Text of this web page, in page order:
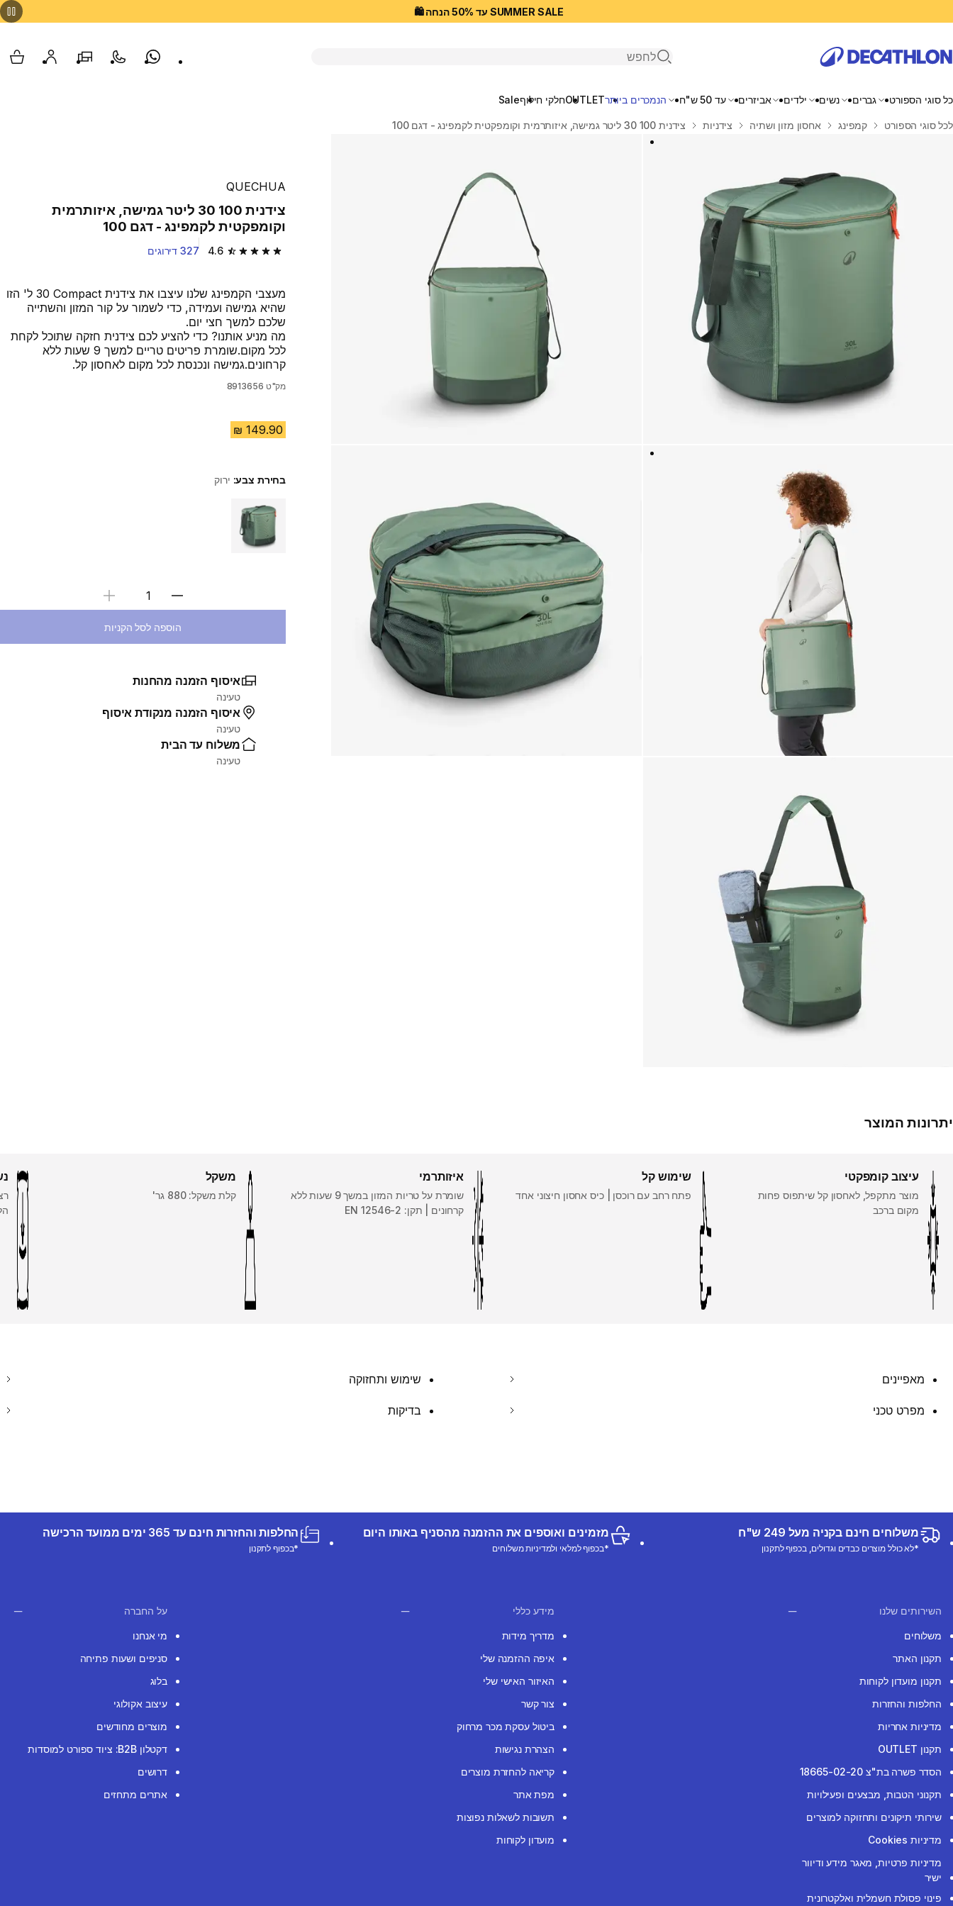
SUMMER SALE עד 50% הנחה 🛍️
פתיחת חיפוש
Whatsappצור קשרהסניפים שלנוהחשבון שלי
כל סוגי הספורט גברים נשים ילדים אביזרים עד 50 ש"ח הנמכרים ביותרOUTLETחלקי חילוףSale
בית
לכל סוגי הספורט קמפינג אחסון מזון ושתיה צידניות צידנית 100 30 ליטר גמישה, איזותרמית וקומפקטית לקמפינג - דגם 100
QUECHUA
צידנית 100 30 ליטר גמישה, איזותרמית
וקומפקטית לקמפינג - דגם 100
4.6 4.6 out of 5 stars from 327 reviews 327 דירוגים
מעצבי הקמפינג שלנו עיצבו את צידנית Compact‏ 30 ל' הזו
שהיא גמישה ועמידה, כדי לשמור על קור המזון והשתייה
שלכם למשך חצי יום.
מה מניע אותנו? כדי להציע לכם צידנית חזקה שתוכל לקחת
לכל מקום.שומרת פריטים טריים למשך 9 שעות ללא
קרחונים.גמישה ונכנסת לכל מקום לאחסון קל.
מק"ט 8913656
בחירת צבע: ירוק
Choose a variant
בחירת כמות
הוספה לסל הקניות
איסוף הזמנה מהחנות
טעינה
איסוף הזמנה מנקודת איסוף
טעינה
משלוח עד הבית
טעינה
יתרונות המוצר
עיצוב קומפקטי
מוצר מתקפל, לאחסון קל שיתפוס פחות
מקום ברכב
שימוש קל
פתח רחב עם רוכסן | כיס אחסון חיצוני אחד
איזותרמי
שומרת על טריות המזון במשך 9 שעות ללא
קרחונים | תקן: EN 12546-2
משקל
קלת משקל: 880 גר'
מאפיינים שימוש ותחזוקה
מפרט טכני בדיקות
משלוחים חינם בקניה מעל 249 ש"ח
*לא כולל מוצרים כבדים וגדולים, בכפוף לתקנון
מזמינים ואוספים את ההזמנה מהסניף באותו היום
*בכפוף למלאי ולמדיניות משלוחים
החלפות והחזרות חינם עד 365 ימים ממועד הרכישה
*בכפוף לתקנון
השירותים שלנו
משלוחים
תקנון האתר
תקנון מועדון לקוחות
החלפות והחזרות
מדיניות אחריות
תקנון OUTLET
הסדר פשרה בת"צ 18665-02-20
תקנוני הטבות, מבצעים ופעילויות
שירותי תיקונים ותחזוקה למוצרים
מדיניות Cookies
מדיניות פרטיות, מאגר מידע ודיוור
ישיר
פינוי פסולת חשמלית ואלקטרונית
מידע כללי
מדריך מידות
איפה ההזמנה שלי
האיזור האישי שלי
צור קשר
ביטול עסקת מכר מרחוק
הצהרת נגישות
קריאה להחזרת מוצרים
מפת אתר
תשובות לשאלות נפוצות
מועדון לקוחות
על החברה
מי אנחנו
סניפים ושעות פתיחה
בלוג
עיצוב אקולוגי
מוצרים מחודשים
דקטלון B2B: ציוד ספורט למוסדות
דרושים
אתרים מתחזים